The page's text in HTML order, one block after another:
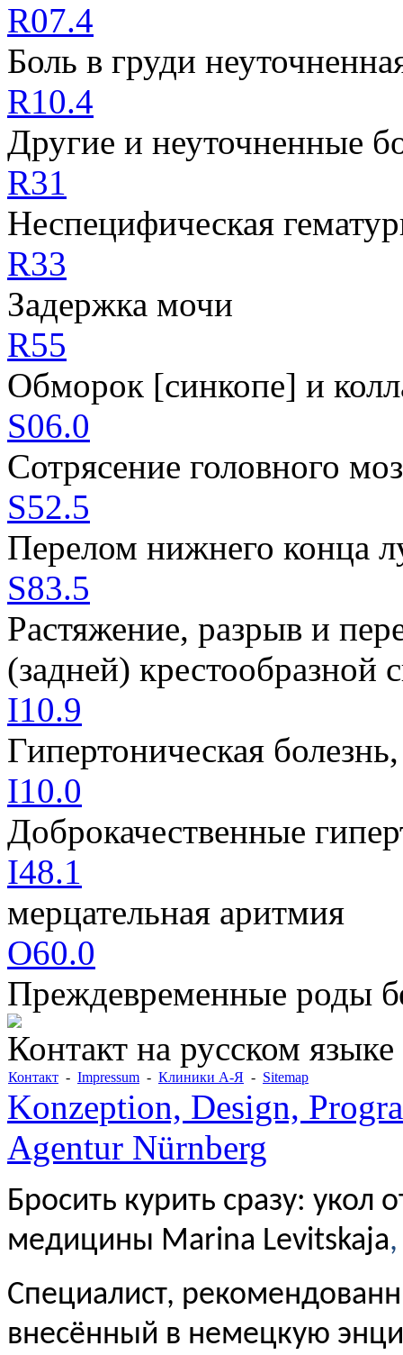
R07.4
Боль в груди
R10.4
Другие и неуточненные
R31
Неспецифическая
R33
Задержка мочи
R55
Обморок [синкопе] и
S06.0
Сотрясение головного
S52.5
Перелом нижнего конца
S83.5
Растяжение, разрыв и
(задней) крестообразной
I10.9
Гипертоническая
I10.0
Доброкачественные
I48.1
мерцательная аритмия
O60.0
Преждевременные роды
Контакт на русском
Контакт - Impressum - Клиники А-Я - Sitemap
Konzeption, Design,
Agentur Nürnberg
Бросить курить сразу: укол
медицины Marina Levitskaja,
Специалист,
внесённый в немецкую